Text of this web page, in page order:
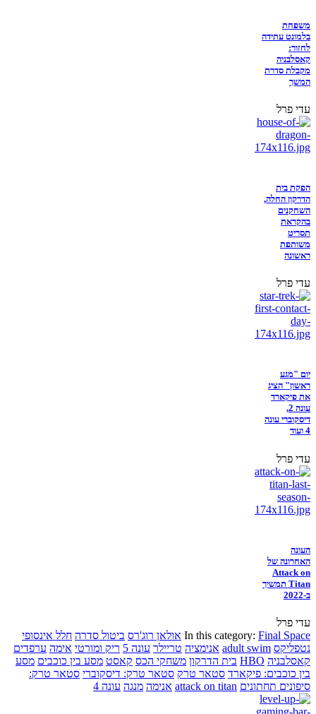
משפחת
בלמונט עתידה
לחזור:
קאסלבניה
מקבלת סדרת
המשך
עדי פרל
הפקת בית
הדרקון החלה,
השחקנים
בהקראת
תסריט
משותפת
ראשונה
עדי פרל
יום "מגע
ראשון" הציג
את פיקארד
עונה 2,
דיסקוברי עונה
4 ועוד
עדי פרל
העונה
האחרונה של
Attack on
Titan תמשיך
ב-2022
עדי פרל
In this category: Final Space אולאן רוג'רס ביטול סדרה חלל אינסופי
נטפליקס adult swim אנימציה טריילר עונה 5 ריק ומורטי אימה ערפדים
קאסלבניה HBO בית הדרקון משחקי הכס קאסט מסע בין כוכבים מסע
בין כוכבים: פיקארד סטאר טרק סטאר טרק: דיסקוברי סטאר טרק:
סיפונים תחתונים attack on titan אנימה מנגה עונה 4